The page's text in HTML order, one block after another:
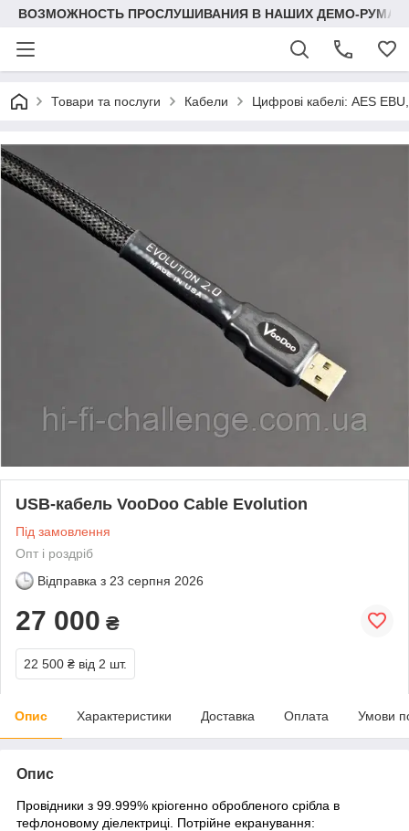
ВОЗМОЖНОСТЬ ПРОСЛУШИВАНИЯ В НАШИХ ДЕМО-РУМАХ
Товари та послуги Кабели Цифрові кабелі: AES
USB-кабель VooDoo Cable Evolution
Під замовлення
Опт і роздріб
Відправка з 23 серпня 2026
27 000 ₴
22 500 ₴ від 2 шт.
Опис Характеристики Доставка Оплата Умови
Опис
Провідники з 99.999% кріогенно обробленого срібла в
тефлоновому діелектриці. Потрійне екранування: